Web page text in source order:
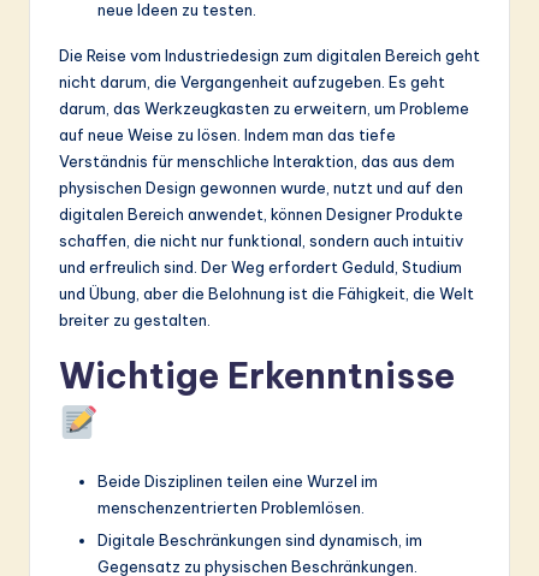
neue Ideen zu testen.
Die Reise vom Industriedesign zum digitalen Bereich geht
nicht darum, die Vergangenheit aufzugeben. Es geht
darum, das Werkzeugkasten zu erweitern, um Probleme
auf neue Weise zu lösen. Indem man das tiefe
Verständnis für menschliche Interaktion, das aus dem
physischen Design gewonnen wurde, nutzt und auf den
digitalen Bereich anwendet, können Designer Produkte
schaffen, die nicht nur funktional, sondern auch intuitiv
und erfreulich sind. Der Weg erfordert Geduld, Studium
und Übung, aber die Belohnung ist die Fähigkeit, die Welt
breiter zu gestalten.
Wichtige Erkenntnisse
Beide Disziplinen teilen eine Wurzel im
menschenzentrierten Problemlösen.
Digitale Beschränkungen sind dynamisch, im
Gegensatz zu physischen Beschränkungen.